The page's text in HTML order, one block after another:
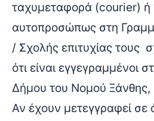
ταχυμεταφορά (courier) ή
αυτοπροσώπως στη
/ Σχολής επιτυχίας τους
ότι είναι εγγεγραμμένοι
Δήμου του Νομού
Αν έχουν μετεγγραφεί